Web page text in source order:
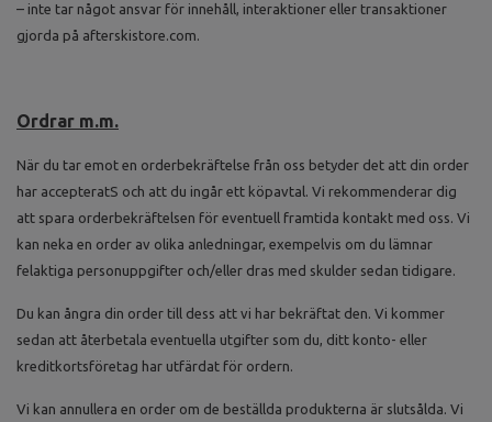
– inte tar något ansvar för innehåll, interaktioner eller transaktioner
gjorda på afterskistore.com.
Ordrar m.m.
När du tar emot en orderbekräftelse från oss betyder det att din order
har accepteratS och att du ingår ett köpavtal. Vi rekommenderar dig
att spara orderbekräftelsen för eventuell framtida kontakt med oss. Vi
kan neka en order av olika anledningar, exempelvis om du lämnar
felaktiga personuppgifter och/eller dras med skulder sedan tidigare.
Du kan ångra din order till dess att vi har bekräftat den. Vi kommer
sedan att återbetala eventuella utgifter som du, ditt konto- eller
kreditkortsföretag har utfärdat för ordern.
Vi kan annullera en order om de beställda produkterna är slutsålda. Vi